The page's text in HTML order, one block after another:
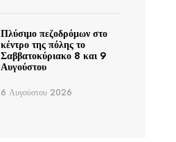
Πλύσιμο πεζοδρόμων στο
κέντρο της πόλης το
Σαββατοκύριακο 8 και 9
Αυγούστου
6 Αυγούστου 2026